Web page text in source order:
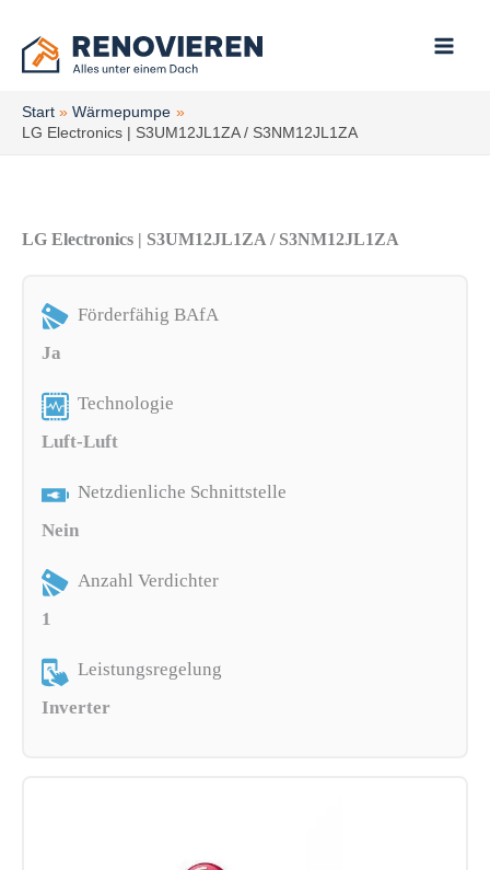
Inhalt
springen
Start
Wärmepumpe
LG Electronics | S3UM12JL1ZA / S3NM12JL1ZA
LG Electronics | S3UM12JL1ZA / S3NM12JL1ZA
Förderfähig BAfA
Ja
Technologie
Luft-Luft
Netzdienliche Schnittstelle
Nein
Anzahl Verdichter
1
Leistungsregelung
Inverter